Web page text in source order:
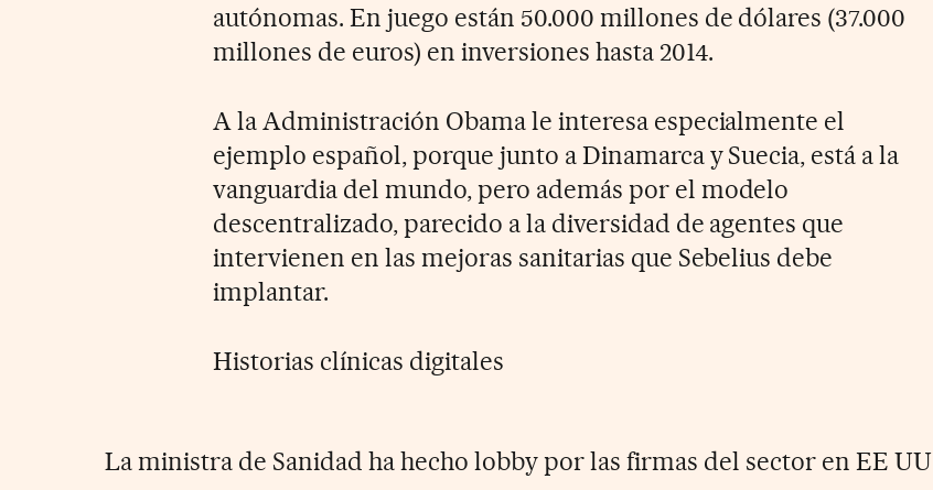
autónomas. En juego están 50.000 millones de dólares (37.000
millones de euros) en inversiones hasta 2014.
A la Administración Obama le interesa especialmente el
ejemplo español, porque junto a Dinamarca y Suecia, está a la
vanguardia del mundo, pero además por el modelo
descentralizado, parecido a la diversidad de agentes que
intervienen en las mejoras sanitarias que Sebelius debe
implantar.
Historias clínicas digitales
La ministra de Sanidad ha hecho lobby por las firmas del sector en EE UU